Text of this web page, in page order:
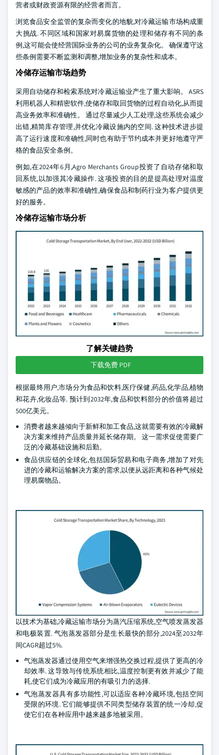
营者或财政资源有限的经营者而言。
浏览食品安全监管的复杂而变化的地貌,对冷藏运输市场构成重
大挑战. 不同区域和国家对易腐货物的处理和储存有不同的条
例,这可能会使经营国际业务的公司的业务复杂化。 确保遵守这
些条例需要不断监测和调整,增加业务的复杂性和成本。
冷储存运输市场趋势
采用自动储存和检索系统对冷藏运输业产生了重大影响。 ASRS
利用机器人和精密软件,使储存和取回货物的过程自动化,从而提
高业务效率和准确性。 通过尽量减少人工处理,这些系统会减少
出错,精简库存管理,并优化冷藏设施内的空间. 这种技术进步提
高了运行速度和准确性,同时也有助于节约成本并更好地遵守严
格的食品安全条例。
例如,在2024年6月,Agro Merchants Group投资了自动存储和取
回系统,以加强其冷藏操作. 这项投资的目的是提高处理对温度
敏感的产品的效率和准确性,确保食品和制药行业为客户提供更
好的服务。
冷储存运输市场分析
了解关键趋势
下载免费 PDF
根据最终用户,市场分为食品和饮料,医疗保健,药品,化学品,植物
和花卉,化妆品等. 预计到2032年,食品和饮料部分的价值将超过
500亿美元。
消费者越来越倾向于新鲜和加工食品,这就需要有效的冷藏解
决方案来维持产品质量并延长储存期。 这一需求促使需要广
泛的冷藏基础设施和后勤。
食品供应链的全球化,包括国际贸易和电子商务,增加了对先
进的冷藏和运输解决方案的需求,以便从远距离和各种气候处
理易腐物品。
以技术为基础,冷藏运输市场分为蒸汽压缩系统,空气喷发蒸发器
和电极装置. 气泡蒸发器部分是生长最快的部分,2024至2032年
间CAGR超过5%.
气泡蒸发器通过使用空气来增强热交换过程,提供了更高的冷
却效率. 这导致与传统系统相比,温度控制更有效并减少了能
耗,使它们成为冷藏应用的有吸引力的选择.
气泡蒸发器具有多功能性,可以适应各种冷藏环境,包括空间
受限的环境. 它们能够提供不同类型储存装置的统一冷却,促
使它们在各种应用中越来越多地被采用。